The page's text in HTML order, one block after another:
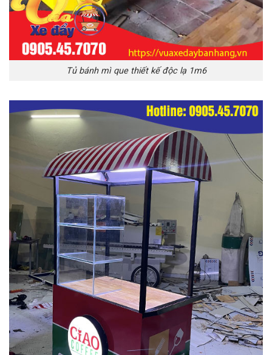
Tủ bánh mì que thiết kế độc lạ 1m6